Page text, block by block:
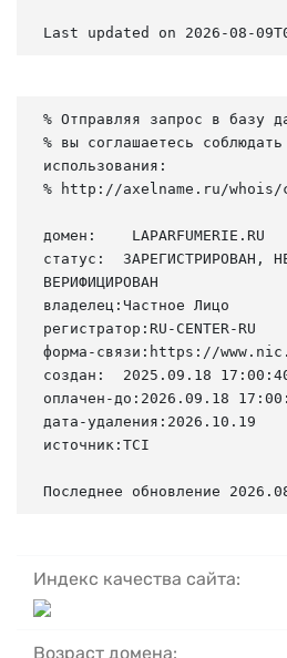
Last updated on 2026-08-
% Отправляя запрос в базу
% вы соглашаетесь
использования:
% http://axelname.ru/
домен:    LAPARFUMERIE.RU
статус:  ЗАРЕГИСТРИРОВАН,
ВЕРИФИЦИРОВАН
владелец:Частное Лицо
регистратор:RU-CENTER-RU
форма-связи:https://
создан:  2025.09.18 17:00:40
оплачен-до:2026.09.18
дата-удаления:2026.10.19
источник:TCI
Последнее обновление
Индекс качества сайта:
Возраст домена: